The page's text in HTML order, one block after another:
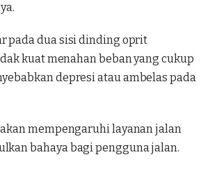
pada dua sisi dinding oprit
kuat menahan beban yang cukup
depresi atau ambelas pada
mempengaruhi layanan jalan
bahaya bagi pengguna jalan.